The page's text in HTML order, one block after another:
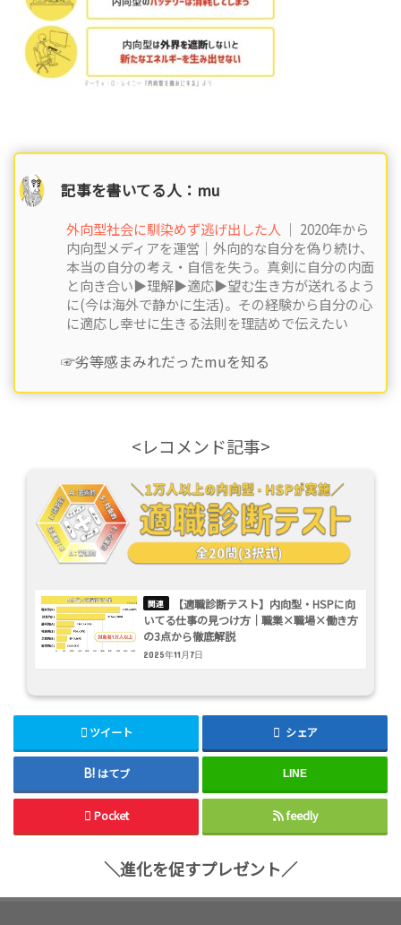
記事を書いてる人：mu
外向型社会に馴染めず逃げ出した人 ｜ 2020年から
内向型メディアを運営｜外向的な自分を偽り続け、
本当の自分の考え・自信を失う。真剣に自分の内面
と向き合い▶︎理解▶︎適応▶︎望む生き方が送れるよう
に(今は海外で静かに生活)。その経験から自分の心
に適応し幸せに生きる法則を理詰めで伝えたい
☞劣等感まみれだったmuを知る
<レコメンド記事>
【適職診断テスト】内向型・HSPに向
いてる仕事の見つけ方｜職業×職場×働き方
の3点から徹底解説
2025年11月7日
ツイート シェア
はてブ LINE
Pocket feedly
＼進化を促すプレゼント／